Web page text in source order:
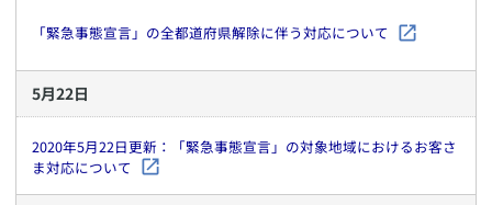
「緊急事態宣言」の全都道府県解除に伴う対応について
5月22日
2020年5月22日更新：「緊急事態宣言」の対象地域におけるお客さ
ま対応について